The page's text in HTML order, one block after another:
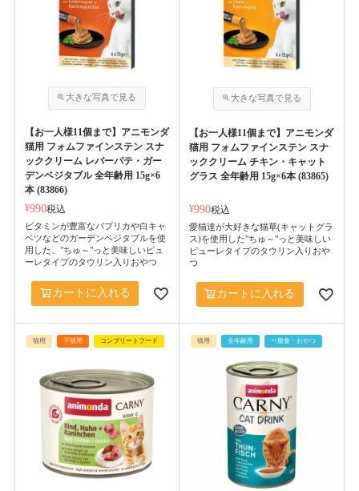
【お一人様11個まで】アニモンダ
猫用 フォムファインステン スナ
ッククリーム レバーパテ・ガー
デンベジタブル 全年齢用 15g×6
本 (83866)
¥990税込
ビタミンが豊富なパプリカや白キャ
ベツなどのガーデンベジタブルを使
用した、"ちゅ～"っと美味しいピュ
ーレタイプのタウリン入りおやつ
カートに入れる
【お一人様11個まで】アニモンダ
猫用 フォムファインステン スナ
ッククリーム チキン・キャット
グラス 全年齢用 15g×6本 (83865)
¥990税込
愛猫達が大好きな猫草(キャットグラ
ス)を使用した"ちゅ～"っと美味しい
ピューレタイプのタウリン入りおや
つ
カートに入れる
猫用 子猫用 コンプリートフード 猫用 全年齢用 一般食・おやつ